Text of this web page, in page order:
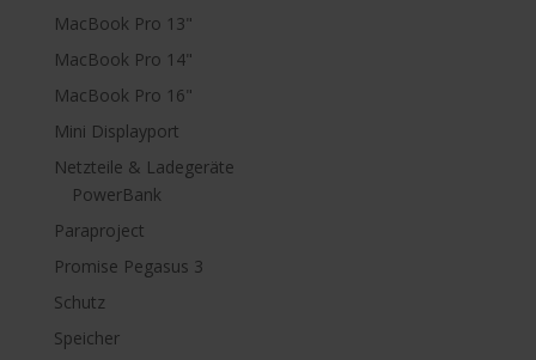
MacBook Pro 13"
MacBook Pro 14"
MacBook Pro 16"
Mini Displayport
Netzteile & Ladegeräte
PowerBank
Paraproject
Promise Pegasus 3
Schutz
Speicher